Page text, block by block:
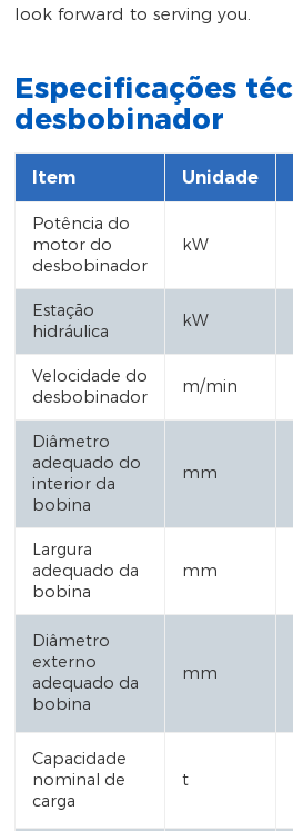
look forward to serving you.
Especificações
desbobinador
Item Unidade
Potência do
motor do
desbobinador
kW
Estação
hidráulica
kW
Velocidade do
desbobinador
m/min
Diâmetro
adequado do
interior da
bobina
mm
Largura
adequado da
bobina
mm
Diâmetro
externo
adequado da
bobina
mm
Capacidade
nominal de
carga
t